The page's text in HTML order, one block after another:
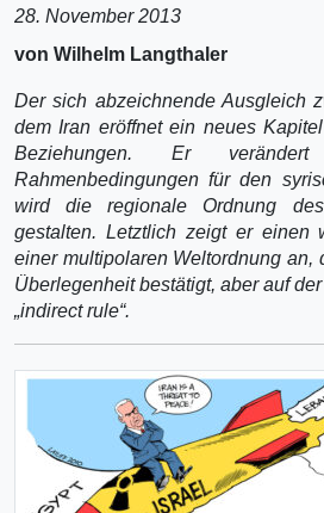
28. November 2013
von Wilhelm Langthaler
Der sich abzeichnende Ausgleich
dem Iran eröffnet ein neues
Beziehungen. Er
Rahmenbedingungen für den
wird die regionale Ordnung
gestalten. Letztlich zeigt er einen
einer multipolaren Weltordnung an,
Überlegenheit bestätigt, aber auf
„indirect rule“.